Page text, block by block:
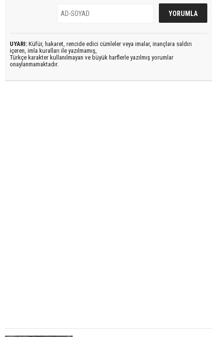
UYARI: Küfür, hakaret, rencide edici cümleler veya imalar, inançlara saldırı
içeren, imla kuralları ile yazılmamış,
Türkçe karakter kullanılmayan ve büyük harflerle yazılmış yorumlar
onaylanmamaktadır.